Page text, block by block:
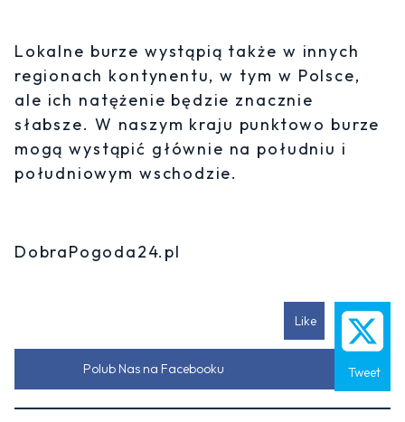
Lokalne burze wystąpią także w innych
regionach kontynentu, w tym w Polsce,
ale ich natężenie będzie znacznie
słabsze. W naszym kraju punktowo burze
mogą wystąpić głównie na południu i
południowym wschodzie.
DobraPogoda24.pl
Like
Tweet
Polub Nas na Facebooku